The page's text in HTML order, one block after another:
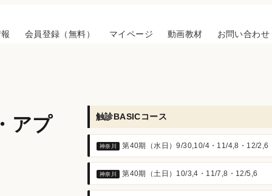
会員登録（無料） マイページ 動画教材 お問い合わせ
アプ
触診BASICコース
神奈川 第40期（水日）9/30,10/4・11/4,8・12/2,6
神奈川 第40期（土日）10/3,4・11/7,8・12/5,6